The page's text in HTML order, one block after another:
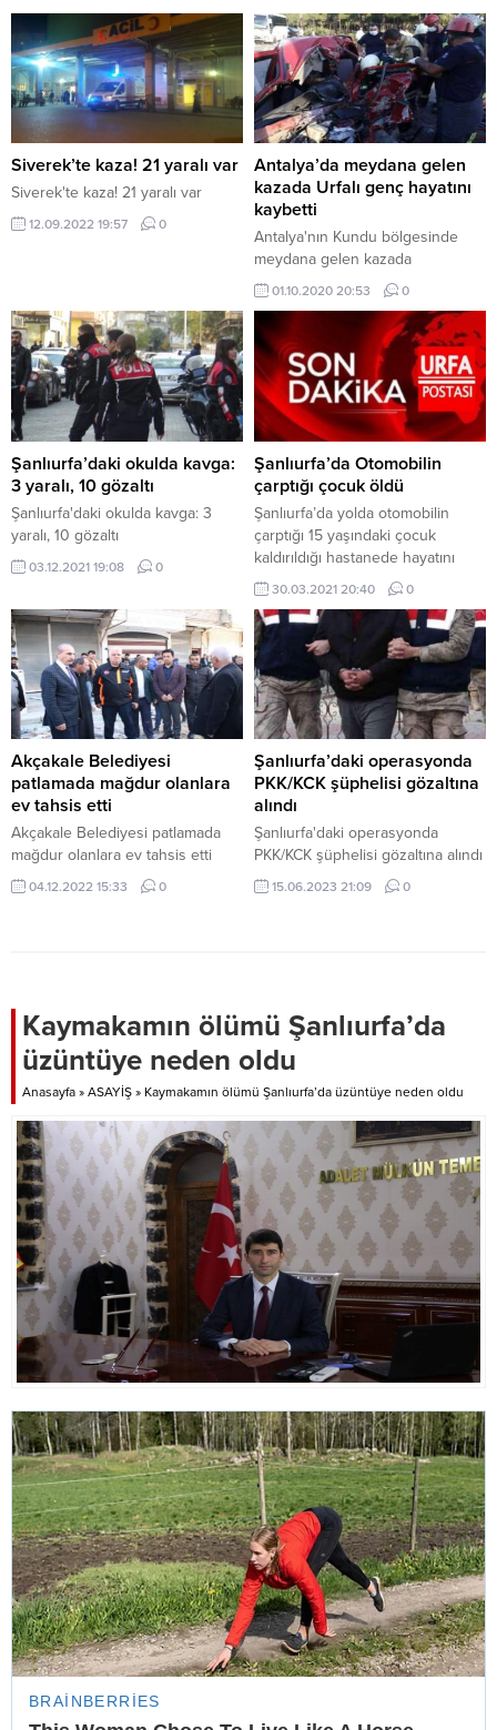
Siverek’te kaza! 21 yaralı var
Siverek'te kaza! 21 yaralı var
12.09.2022 19:57 0
Antalya’da meydana gelen
kazada Urfalı genç hayatını
kaybetti
Antalya'nın Kundu bölgesinde
meydana gelen kazada
Viranşehirli Baver Elkatmış (27)
olay yerinde hayatını kaybetti.
01.10.2020 20:53 0
Şanlıurfa’daki okulda kavga:
3 yaralı, 10 gözaltı
Şanlıurfa'daki okulda kavga: 3
yaralı, 10 gözaltı
03.12.2021 19:08 0
Şanlıurfa’da Otomobilin
çarptığı çocuk öldü
Şanlıurfa’da yolda otomobilin
çarptığı 15 yaşındaki çocuk
kaldırıldığı hastanede hayatını
kaybetti. Kaza, akşam saatlerinde
Karaköprü ilçesine bağlı
Seyrantepe Mahallesi’nde
meydan geldi. Sürücüsü ve
plakası bilinmeyen otomobil,
yolun karşısına geçmeye çalışan
Ahmet Hasan Oğuz’a (15) çarptı.
Çarpmanın etkisiyle çocuk ağır
yaralandı. Çevredekilerin ihbarı
üzerine kaza yerine sevk edilen
ambulansla Balıklıgöl Devlet...
30.03.2021 20:40 0
Akçakale Belediyesi
patlamada mağdur olanlara
ev tahsis etti
Akçakale Belediyesi patlamada
mağdur olanlara ev tahsis etti
04.12.2022 15:33 0
Şanlıurfa’daki operasyonda
PKK/KCK şüphelisi gözaltına
alındı
Şanlıurfa'daki operasyonda
PKK/KCK şüphelisi gözaltına alındı
15.06.2023 21:09 0
Kaymakamın ölümü Şanlıurfa’da
üzüntüye neden oldu
Anasayfa » ASAYİŞ » Kaymakamın ölümü Şanlıurfa’da üzüntüye neden oldu